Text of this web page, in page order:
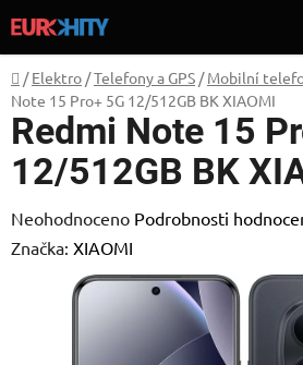
na
obsah
Domů
/ Elektro /Telefony a GPS / Mobilní
Note 15 Pro+ 5G 12/512GB BK XIAOMI
Redmi Note 15
12/512GB BK
Průměrné
hodnocení
produktu
Neohodnoceno Podrobnosti
Značka: XIAOMI